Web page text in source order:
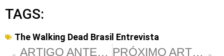
TAGS:
The Walking Dead Brasil Entrevista
ARTIGO ANTERIOR PRÓXIMO ARTIGO